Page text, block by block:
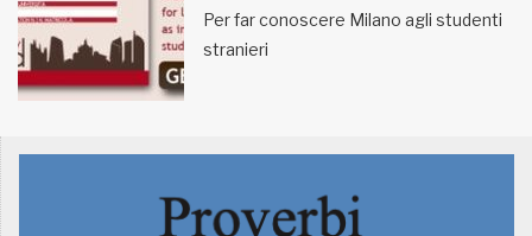
Per far conoscere Milano agli studenti
stranieri